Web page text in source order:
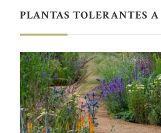
PLANTAS TOLERANTES